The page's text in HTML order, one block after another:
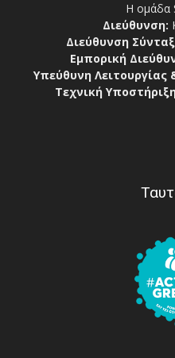
Η ομάδα
Διεύθυνση:
Διεύθυνση
Εμπορική
Υπεύθυνη Λειτουργίας
Τεχνική